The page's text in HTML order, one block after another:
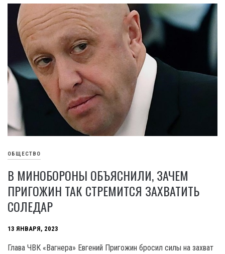
ОБЩЕСТВО
В МИНОБОРОНЫ ОБЪЯСНИЛИ, ЗАЧЕМ
ПРИГОЖИН ТАК СТРЕМИТСЯ ЗАХВАТИТЬ
СОЛЕДАР
13 ЯНВАРЯ, 2023
Глава ЧВК «Вагнера» Евгений Пригожин бросил силы на захват